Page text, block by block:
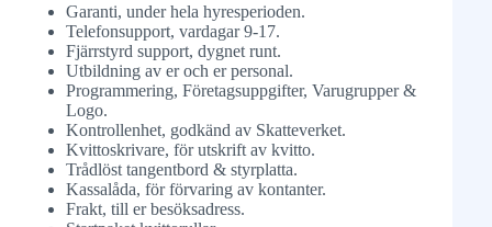
Garanti, under hela hyresperioden.
Telefonsupport, vardagar 9-17.
Fjärrstyrd support, dygnet runt.
Utbildning av er och er personal.
Programmering, Företagsuppgifter, Varugrupper &
Logo.
Kontrollenhet, godkänd av Skatteverket.
Kvittoskrivare, för utskrift av kvitto.
Trådlöst tangentbord & styrplatta.
Kassalåda, för förvaring av kontanter.
Frakt, till er besöksadress.